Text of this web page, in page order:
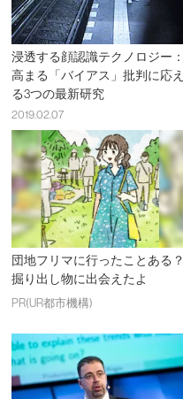
浸透する顔認識テクノロジー：
高まる「バイアス」批判に応え
る3つの最新研究
2019.02.07
団地フリマに行ったことある？
掘り出し物に出会えたよ
PR(UR都市機構)